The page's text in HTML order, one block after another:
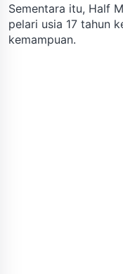
Sementara itu, Half
pelari usia 17 tahun
kemampuan.